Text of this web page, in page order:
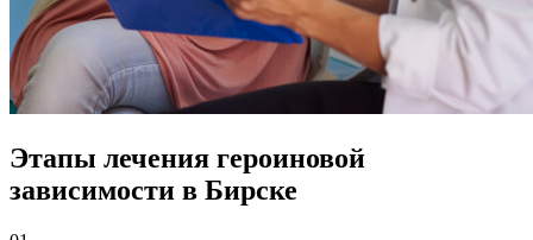
Этапы лечения героиновой
зависимости в Бирске